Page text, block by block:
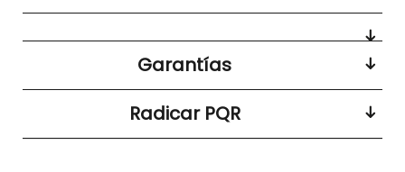
Garantías
Radicar PQR